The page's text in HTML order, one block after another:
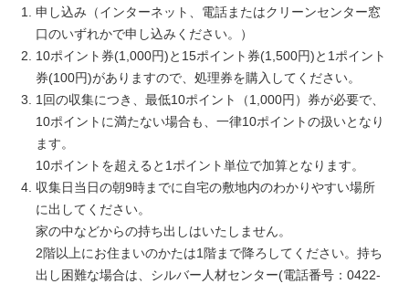
申し込み（インターネット、電話またはクリーンセンター窓
口のいずれかで申し込みください。）
10ポイント券(1,000円)と15ポイント券(1,500円)と1ポイント
券(100円)がありますので、処理券を購入してください。
1回の収集につき、最低10ポイント（1,000円）券が必要で、
10ポイントに満たない場合も、一律10ポイントの扱いとなり
ます。
10ポイントを超えると1ポイント単位で加算となります。
収集日当日の朝9時までに自宅の敷地内のわかりやすい場所
に出してください。
家の中などからの持ち出しはいたしません。
2階以上にお住まいのかたは1階まで降ろしてください。持ち
出し困難な場合は、シルバー人材センター(電話番号：0422-